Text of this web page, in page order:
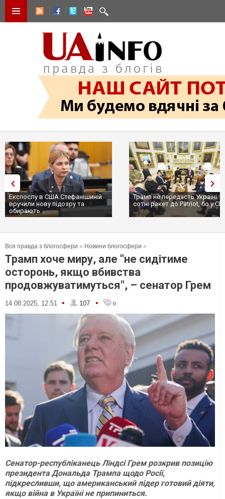
Експослу в США Стефанішиній
вручили нову підозру та
обирають...
Трамп не передасть Україні
сотні ракет до Patriot, бо у
...
Вся правда з блогосфери » Новини блогосфери »
Трамп хоче миру, але "не сидітиме
осторонь, якщо вбивства
продовжуватимуться", – сенатор Грем
14.08.2025, 12:51 • 107 • 0
Сенатор-республіканець Ліндсі Грем розкрив позицію
президента Дональда Трампа щодо Росії,
підкресливши, що американський лідер готовий діяти,
якщо війна в Україні не припиниться.